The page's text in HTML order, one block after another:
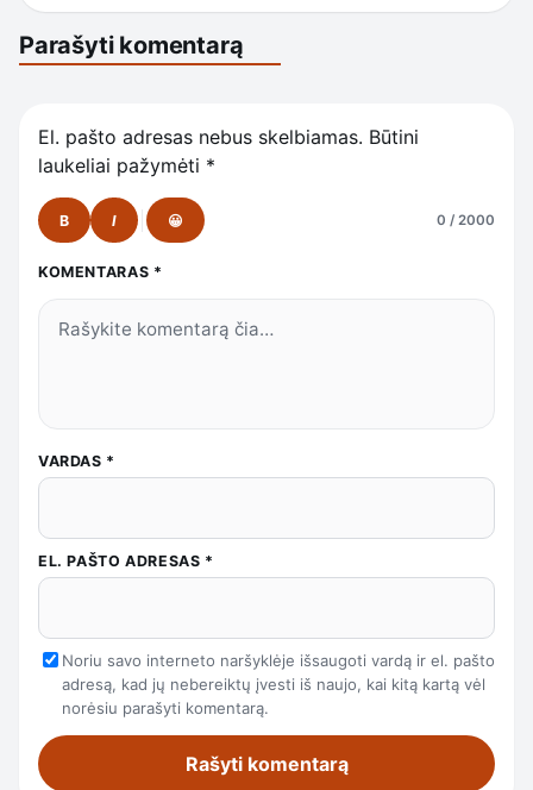
Parašyti komentarą
El. pašto adresas nebus skelbiamas. Būtini
laukeliai pažymėti *
B I 😀 0 / 2000
KOMENTARAS *
VARDAS *
EL. PAŠTO ADRESAS *
Noriu savo interneto naršyklėje išsaugoti vardą ir el. pašto
adresą, kad jų nebereiktų įvesti iš naujo, kai kitą kartą vėl
norėsiu parašyti komentarą.